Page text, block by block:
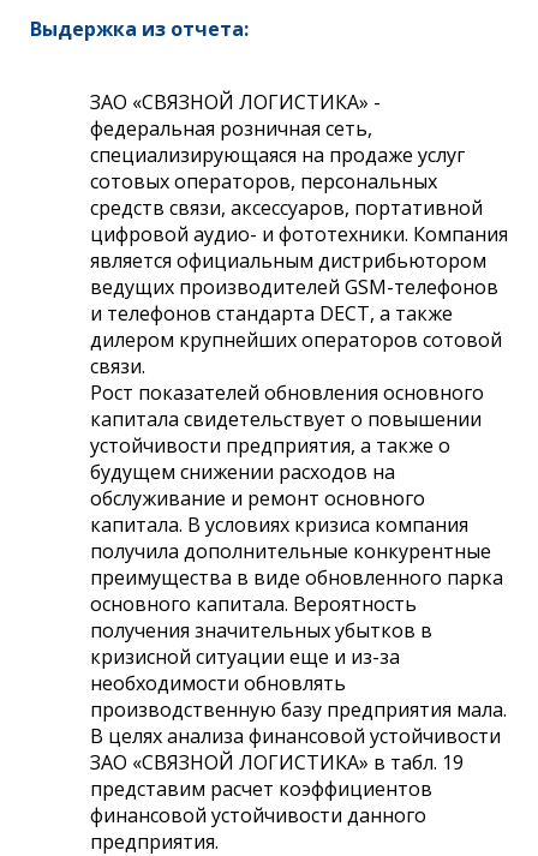
Выдержка из отчета:
ЗАО «СВЯЗНОЙ ЛОГИСТИКА» -
федеральная розничная сеть,
специализирующаяся на продаже услуг
сотовых операторов, персональных
средств связи, аксессуаров, портативной
цифровой аудио- и фототехники. Компания
является официальным дистрибьютором
ведущих производителей GSM-телефонов
и телефонов стандарта DECT, а также
дилером крупнейших операторов сотовой
связи.
Рост показателей обновления основного
капитала свидетельствует о повышении
устойчивости предприятия, а также о
будущем снижении расходов на
обслуживание и ремонт основного
капитала. В условиях кризиса компания
получила дополнительные конкурентные
преимущества в виде обновленного парка
основного капитала. Вероятность
получения значительных убытков в
кризисной ситуации еще и из-за
необходимости обновлять
производственную базу предприятия мала.
В целях анализа финансовой устойчивости
ЗАО «СВЯЗНОЙ ЛОГИСТИКА» в табл. 19
представим расчет коэффициентов
финансовой устойчивости данного
предприятия.